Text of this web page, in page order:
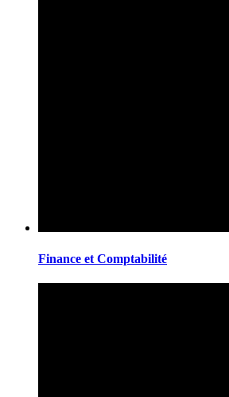
Finance et Comptabilité